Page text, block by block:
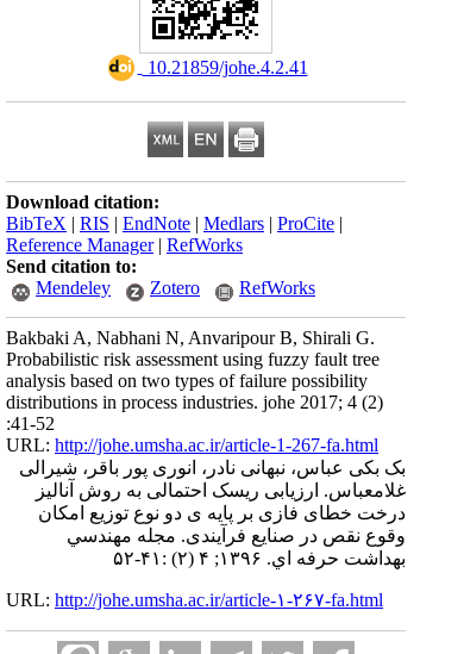
‎ 10.21859/johe.4.2.41
Download citation:
BibTeX | RIS | EndNote | Medlars | ProCite |
Reference Manager| RefWorks
Send citation to:
Mendeley
Zotero RefWorks
Bakbaki A, Nabhani N, Anvaripour B, Shirali G.
Probabilistic risk assessment using fuzzy fault tree
analysis based on two types of failure possibility
distributions in process industries. johe 2017; 4 (2)
:41-52
URL: http://johe.umsha.ac.ir/article-1-267-fa.html
بک بکی عباس، نبهانی نادر، انوری پور باقر، شیرالی
غلامعباس. ارزیابی ریسک احتمالی به روش آنالیز
درخت خطای فازی بر پایه ی دو نوع توزیع امکان
وقوع نقص در صنایع فرآیندی. مجله مهندسي
بهداشت حرفه اي. ۱۳۹۶; ۴ (۲) :۴۱-۵۲
URL: http://johe.umsha.ac.ir/article-۱-۲۶۷-fa.html